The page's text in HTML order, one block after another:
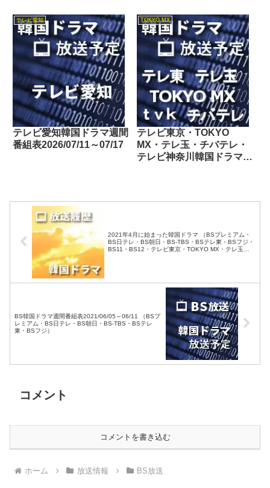
東・BSフジ）
テレビ愛知
テレビ愛知韓国ドラマ週間
番組表2026/07/11～07/17
TOKYO MX
テレビ東京・TOKYO
MX・テレ玉・チバテレ・
テレビ神奈川韓国ドラマ週
2021年4月に始まった韓国ドラマ （BSプレミアム・
BS日テレ・BS朝日・BS-TBS・BSテレ東・BSフジ・
BS11・BS12・テレビ東京・TOKYO MX・テレ玉・
BS韓国ドラマ週間番組表2021/06/05～06/11 （BSプ
レミアム・BS日テレ・BS朝日・BS-TBS・BSテレ
東・BSフジ）
コメント
コメントを書き込む
ホーム 放送情報 BS放送